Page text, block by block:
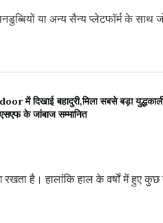
या अन्य सैन्य प्लेटफॉर्म के साथ
में दिखाई बहादुरी,मिला सबसे बड़ा
के जांबाज सम्मानित
है। हालांकि हाल के वर्षों में हुए